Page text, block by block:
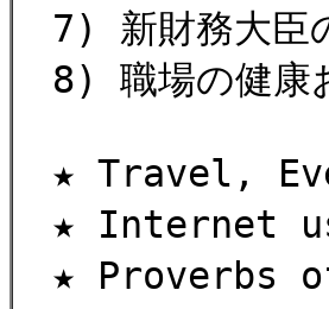
7) 新財務大臣
8) 職場の健康
★ Travel,
★ Internet
★ Proverbs